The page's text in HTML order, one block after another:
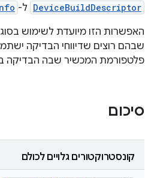
DeviceBuildDescriptor ל-
שבהם רוצים שדיווחי הבדיקה
פלטפורמת המכשיר שבה הבדיקה
סיכום
קונסטרוקטורים גלויים לכולם